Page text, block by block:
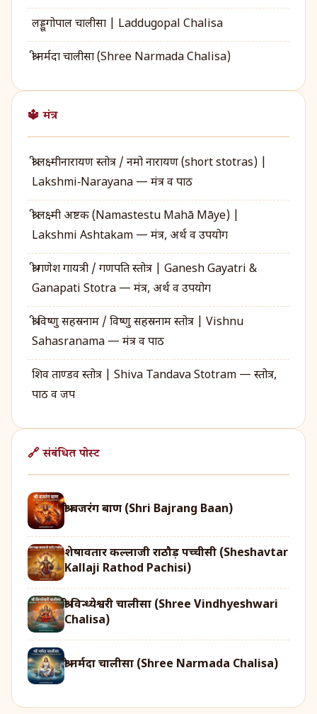
लड्डूगोपाल चालीसा | Laddugopal Chalisa
श्री नर्मदा चालीसा (Shree Narmada Chalisa)
🔱 मंत्र
श्री लक्ष्मीनारायण स्तोत्र / नमो नारायण (short stotras) |
Lakshmi‑Narayana — मंत्र व पाठ
श्री लक्ष्मी अष्टक (Namastestu Mahā Māye) |
Lakshmi Ashtakam — मंत्र, अर्थ व उपयोग
श्री गणेश गायत्री / गणपति स्तोत्र | Ganesh Gayatri &
Ganapati Stotra — मंत्र, अर्थ व उपयोग
श्री विष्णु सहस्रनाम / विष्णु सहस्रनाम स्तोत्र | Vishnu
Sahasranama — मंत्र व पाठ
शिव ताण्डव स्तोत्र | Shiva Tandava Stotram — स्तोत्र,
पाठ व जप
🔗 संबंधित पोस्ट
श्री बजरंग बाण (Shri Bajrang Baan)
शेषावतार कल्लाजी राठौड़ पच्चीसी (Sheshavtar
Kallaji Rathod Pachisi)
श्री विन्ध्येश्वरी चालीसा (Shree Vindhyeshwari
Chalisa)
श्री नर्मदा चालीसा (Shree Narmada Chalisa)